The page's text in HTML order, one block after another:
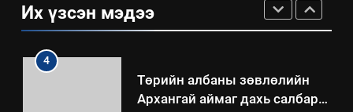
Их үзсэн мэдээ
4
Төрийн албаны зөвлөлийн
Архангай аймаг дахь салбар